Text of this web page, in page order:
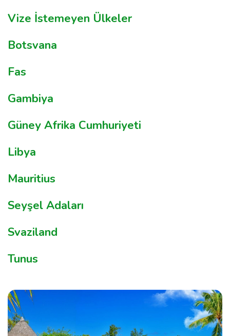
Vize İstemeyen Ülkeler
Botsvana
Fas
Gambiya
Güney Afrika Cumhuriyeti
Libya
Mauritius
Seyşel Adaları
Svaziland
Tunus